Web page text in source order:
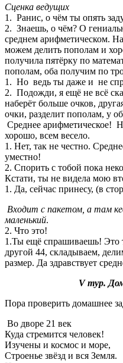
Сценка ведущих
1. Ранис, о чём ты опять
2. Знаешь, о чём? О
среднем арифметическом.
можем делить пополам и
получила пятёрку по
пополам, оба получим по
1. Но ведь ты даже и не
2. Подожди, я ещё не всё
наберёт больше очков,
очки, разделит пополам, у
Среднее арифметическое!
хорошо, всем весело.
1. Нет, так не честно.
уместно!
2. Спорить с тобой пока
Кстати, ты не видела мою
1. Да, сейчас принесу, (в
Входит с пакетом, а там
маленький.
2. Что это!
1.Ты ещё спрашиваешь! Это
другой 44, складываем,
размер. Да здравствует
V тур.
Пора проверить домашнее
Во дворе 21 век
Куда стремится человек!
Изучены и космос и море,
Строенье звёзд и вся Земля.